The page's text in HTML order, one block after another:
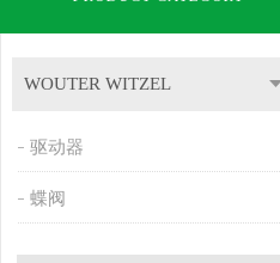
WOUTER WITZEL
驱动器
蝶阀